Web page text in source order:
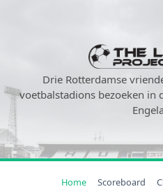
Drie Rotterdamse
voetbalstadions bezoeken in
Home Scoreboard